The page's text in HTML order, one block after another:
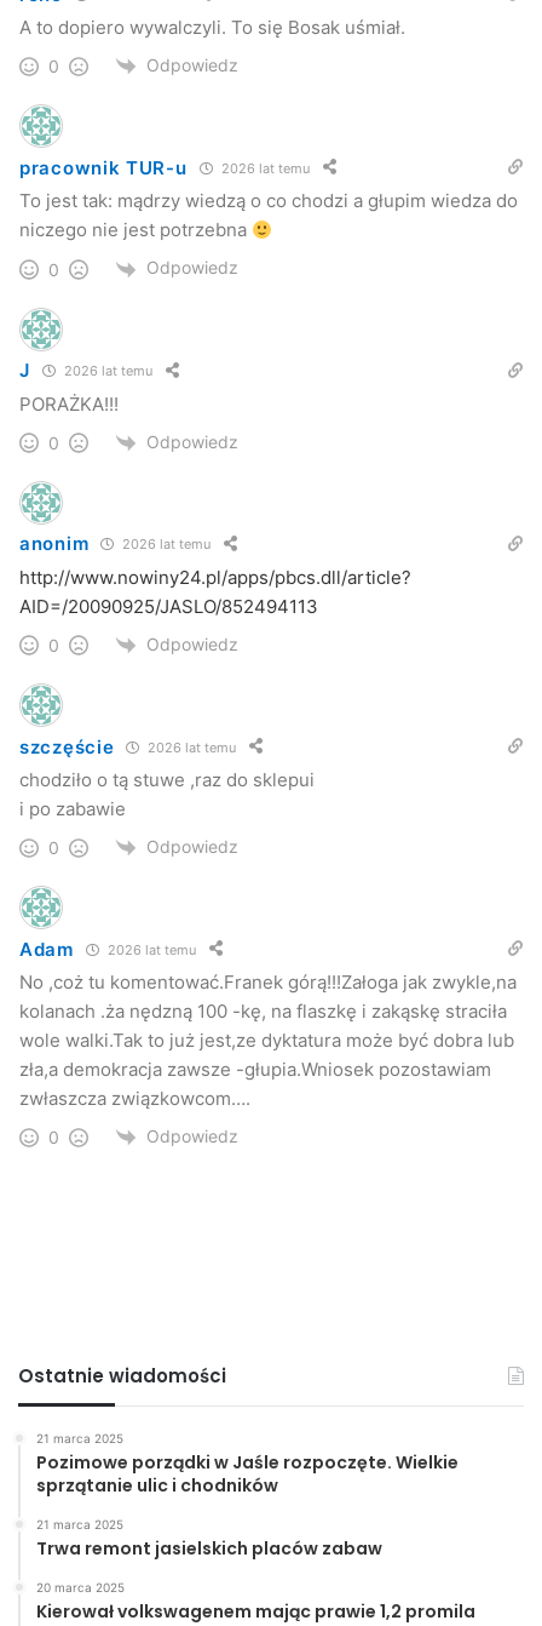
A to dopiero wywalczyli. To się Bosak uśmiał.
0 Odpowiedz
pracownik TUR-u 2026 lat temu
To jest tak: mądrzy wiedzą o co chodzi a głupim wiedza do
niczego nie jest potrzebna
0 Odpowiedz
J 2026 lat temu
PORAŻKA!!!
0 Odpowiedz
anonim 2026 lat temu
http://www.nowiny24.pl/apps/pbcs.dll/article?
AID=/20090925/JASLO/852494113
0 Odpowiedz
szczęście 2026 lat temu
chodziło o tą stuwe ,raz do sklepui
i po zabawie
0 Odpowiedz
Adam 2026 lat temu
No ,coż tu komentować.Franek górą!!!Załoga jak zwykle,na
kolanach .ża nędzną 100 -kę, na flaszkę i zakąskę straciła
wole walki.Tak to już jest,ze dyktatura może być dobra lub
zła,a demokracja zawsze -głupia.Wniosek pozostawiam
zwłaszcza związkowcom….
0 Odpowiedz
Ostatnie wiadomości
21 marca 2025
Pozimowe porządki w Jaśle rozpoczęte. Wielkie
sprzątanie ulic i chodników
21 marca 2025
Trwa remont jasielskich placów zabaw
20 marca 2025
Kierował volkswagenem mając prawie 1,2 promila